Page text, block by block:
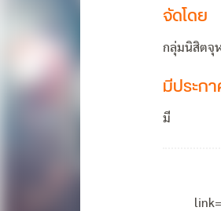
จัดโดย
กลุ่มนิสิตจุ
มีประก
มี